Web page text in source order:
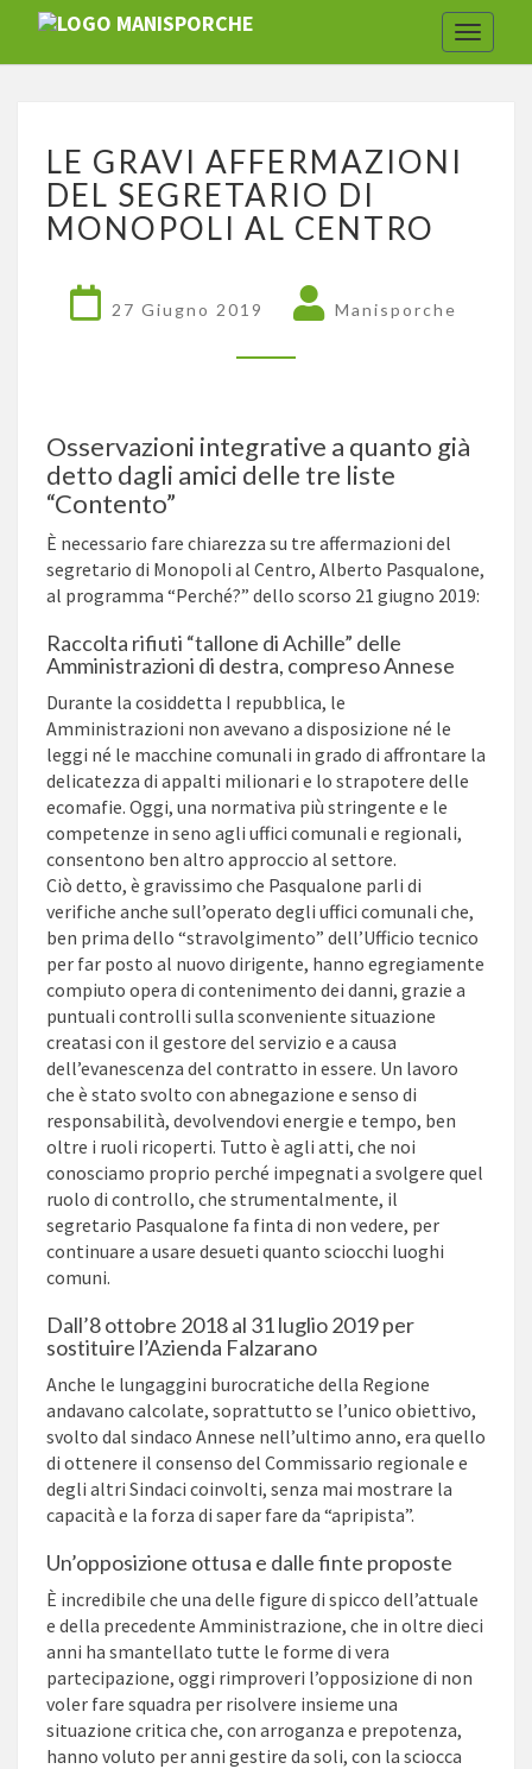
Toggle
GRAVI
AFFERMAZIONI
DEL
SEGRETARIO
MONOPOLI
LE GRAVI AFFERMAZIONI
DEL SEGRETARIO DI
MONOPOLI AL CENTRO
27 Giugno 2019 Manisporche
Osservazioni integrative a quanto già
detto dagli amici delle tre liste
“Contento”
È necessario fare chiarezza su tre affermazioni del
segretario di Monopoli al Centro, Alberto Pasqualone,
al programma “Perché?” dello scorso 21 giugno 2019:
Raccolta rifiuti “tallone di Achille” delle
Amministrazioni di destra, compreso Annese
Durante la cosiddetta I repubblica, le
Amministrazioni non avevano a disposizione né le
leggi né le macchine comunali in grado di affrontare la
delicatezza di appalti milionari e lo strapotere delle
ecomafie. Oggi, una normativa più stringente e le
competenze in seno agli uffici comunali e regionali,
consentono ben altro approccio al settore.
Ciò detto, è gravissimo che Pasqualone parli di
verifiche anche sull’operato degli uffici comunali che,
ben prima dello “stravolgimento” dell’Ufficio tecnico
per far posto al nuovo dirigente, hanno egregiamente
compiuto opera di contenimento dei danni, grazie a
puntuali controlli sulla sconveniente situazione
creatasi con il gestore del servizio e a causa
dell’evanescenza del contratto in essere. Un lavoro
che è stato svolto con abnegazione e senso di
responsabilità, devolvendovi energie e tempo, ben
oltre i ruoli ricoperti. Tutto è agli atti, che noi
conosciamo proprio perché impegnati a svolgere quel
ruolo di controllo, che strumentalmente, il
segretario Pasqualone fa finta di non vedere, per
continuare a usare desueti quanto sciocchi luoghi
comuni.
Dall’8 ottobre 2018 al 31 luglio 2019 per
sostituire l’Azienda Falzarano
Anche le lungaggini burocratiche della Regione
andavano calcolate, soprattutto se l’unico obiettivo,
svolto dal sindaco Annese nell’ultimo anno, era quello
di ottenere il consenso del Commissario regionale e
degli altri Sindaci coinvolti, senza mai mostrare la
capacità e la forza di saper fare da “apripista”.
Un’opposizione ottusa e dalle finte proposte
È incredibile che una delle figure di spicco dell’attuale
e della precedente Amministrazione, che in oltre dieci
anni ha smantellato tutte le forme di vera
partecipazione, oggi rimproveri l’opposizione di non
voler fare squadra per risolvere insieme una
situazione critica che, con arroganza e prepotenza,
hanno voluto per anni gestire da soli, con la sciocca